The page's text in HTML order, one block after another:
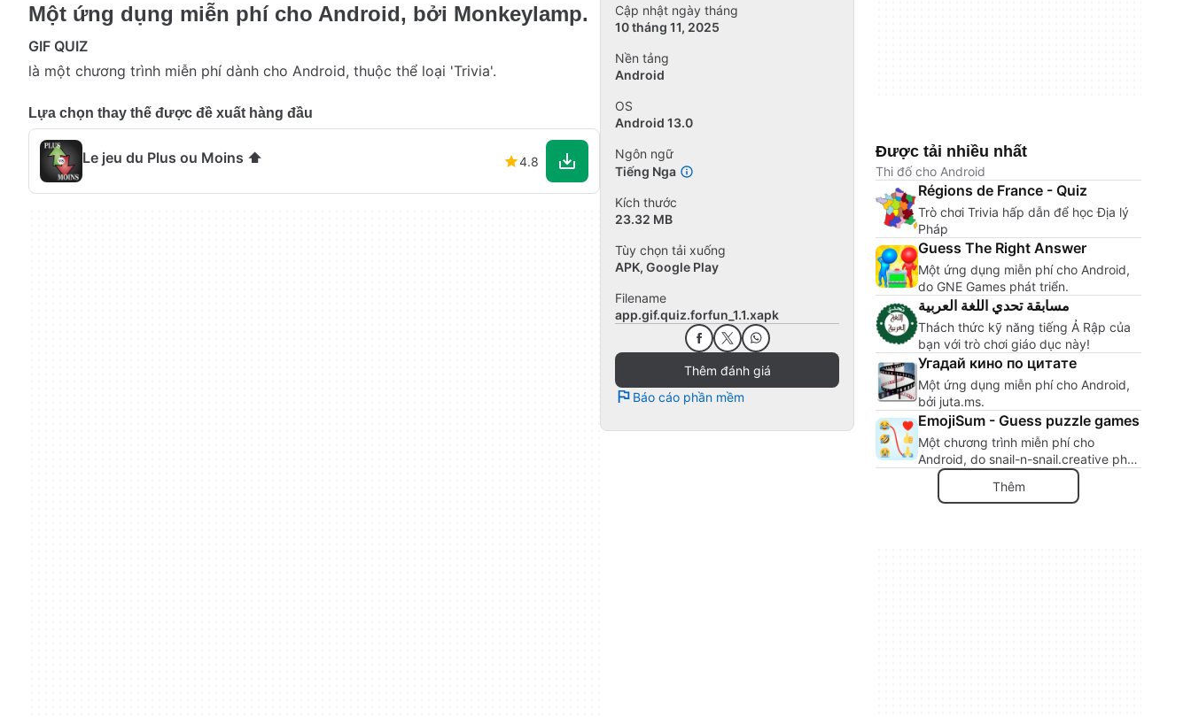
Một ứng dụng miễn phí cho Android, bởi Monkeylamp.
GIF QUIZ
là một chương trình miễn phí dành cho Android, thuộc thể loại 'Trivia'.
Lựa chọn thay thế được đề xuất hàng đầu
Le jeu du Plus ou Moins ⬆ 4.8
Cập nhật ngày tháng
10 tháng 11, 2025
Nền tảng
Android
OS
Android 13.0
Ngôn ngữ
Tiếng Nga
Kích thước
23.32 MB
Tùy chọn tải xuống
APK, Google Play
Filename
app.gif.quiz.forfun_1.1.xapk
Thêm đánh giá
Báo cáo phần mềm
Được tải nhiều nhất
Thi đố cho Android
Régions de France - Quiz
Trò chơi Trivia hấp dẫn để học Địa lý
Pháp
Guess The Right Answer
Một ứng dụng miễn phí cho Android,
do GNE Games phát triển.
مسابقة تحدي اللغة العربية
Thách thức kỹ năng tiếng Ả Rập của
bạn với trò chơi giáo dục này!
Угадай кино по цитате
Một ứng dụng miễn phí cho Android,
bởi juta.ms.
EmojiSum - Guess puzzle games
Một chương trình miễn phí cho
Android, do snail-n-snail.creative phát
triển.
Thêm